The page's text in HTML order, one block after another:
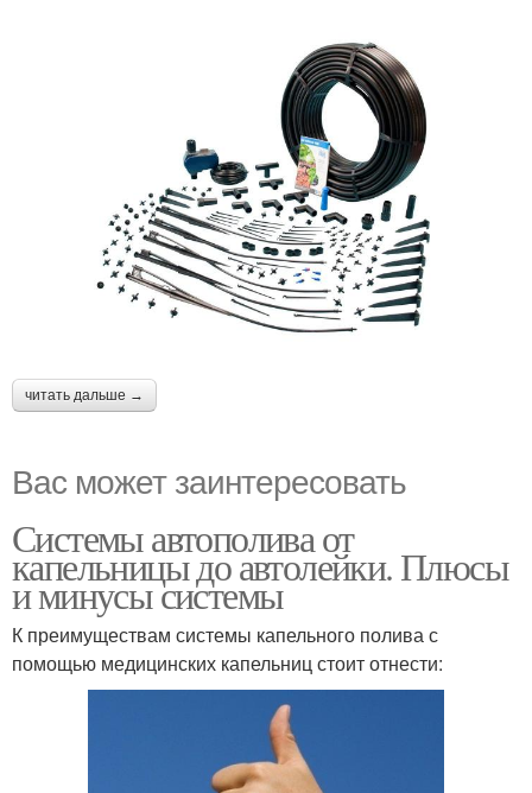
читать дальше →
Вас может заинтересовать
Системы автополива от
капельницы до автолейки. Плюсы
и минусы системы
К преимуществам системы капельного полива с
помощью медицинских капельниц стоит отнести: